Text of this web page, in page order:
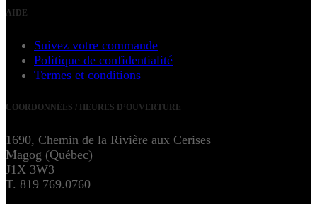
AIDE
Suivez votre commande
Politique de confidentialité
Termes et conditions
COORDONNÉES / HEURES D’OUVERTURE
1690, Chemin de la Rivière aux Cerises
Magog (Québec)
J1X 3W3
T. 819 769.0760